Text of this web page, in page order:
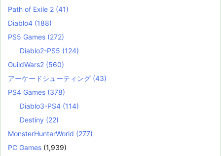
Path of Exile 2 (41)
Diablo4 (188)
PS5 Games (272)
Diablo2-PS5 (124)
GuildWars2 (560)
アーケードシューティング (43)
PS4 Games (378)
Diablo3-PS4 (114)
Destiny (22)
MonsterHunterWorld (277)
PC Games (1,939)